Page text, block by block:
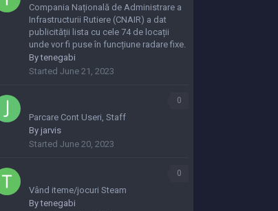
Compania Națională de Administrare a
Infrastructurii Rutiere (CNAIR) a dat
publicității lista cu cele 74 de locații
unde vor fi puse în funcțiune radare fixe.
Bytenegabi
Started June 21, 2023
0
Parcare Cont Useri, Staff
By jarvis
Started June 20, 2023
0
Vând iteme/jocuri Steam
Bytenegabi